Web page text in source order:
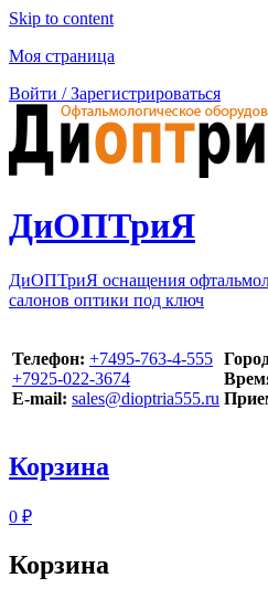
Skip to content
Моя страница
Войти / Зарегистрироваться
ДиОПТриЯ
ДиОПТриЯ оснащения
салонов оптики под ключ
Телефон: ‪+7495-763-4-555‬
‪+7925-022-3674‬
E-mail: sales@dioptria555.ru
Корзина
0 ₽
Корзина